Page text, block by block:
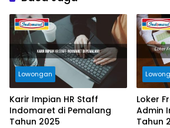
Lowongan
Karir Impian HR Staff
Indomaret di Pemalang
Tahun 2025
Loker
Admin
Tahun